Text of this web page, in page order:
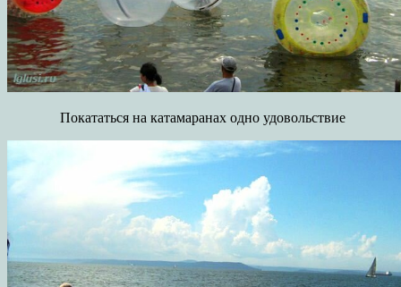
Покататься на катамаранах одно удовольствие